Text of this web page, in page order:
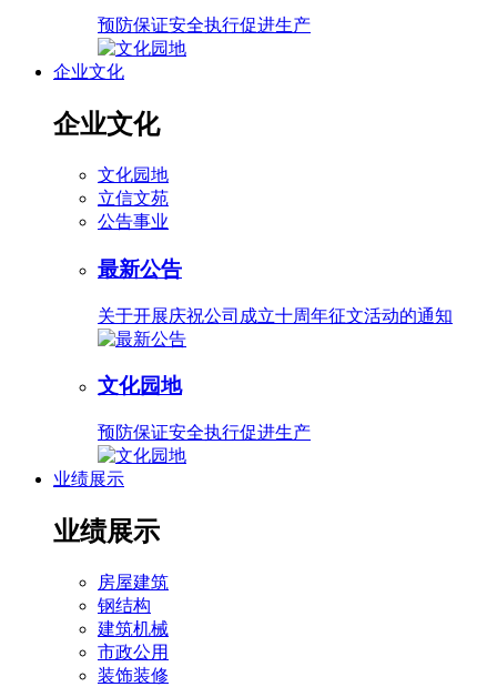
预防保证安全执行促进生产
企业文化
企业文化
文化园地
立信文苑
公告事业
最新公告
关于开展庆祝公司成立十周年征文活动的通知
文化园地
预防保证安全执行促进生产
业绩展示
业绩展示
房屋建筑
钢结构
建筑机械
市政公用
装饰装修